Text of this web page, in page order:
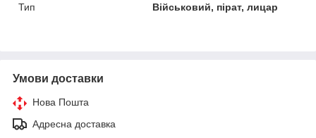
Тип
Військовий, пірат, лицар
Умови доставки
Нова Пошта
Адресна доставка